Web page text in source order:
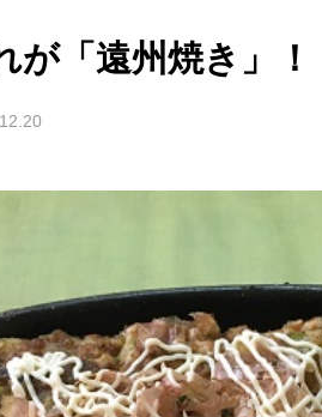
が「遠州焼き」